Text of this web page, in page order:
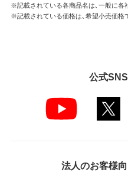
※記載されている各商品名は、一般に各
※記載されている価格は、希望小売価格
公式
法人のお客様